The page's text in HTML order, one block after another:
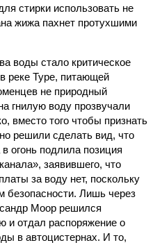
стирки использовать не
жижа пахнет протухшими
воды стало критическое
реке Туре, питающей
не природный
гнилую воду прозвучали
вместо того чтобы признать
решили сделать вид, что
огонь подлила позиция
заявившего, что
за воду нет, поскольку
безопасности. Лишь через
Моор решился
и отдал распоряжение о
в автоцистернах. И то,